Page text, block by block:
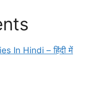
In Hindi – हिंदी में